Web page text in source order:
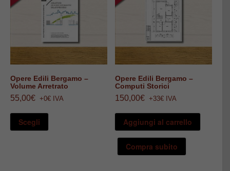
Opere Edili Bergamo –
Volume Arretrato
55,00€ +0€ IVA
Scegli
prodotto
più
Opere Edili Bergamo –
Computi Storici
150,00€ +33€ IVA
Aggiungi al carrello
Compra subito